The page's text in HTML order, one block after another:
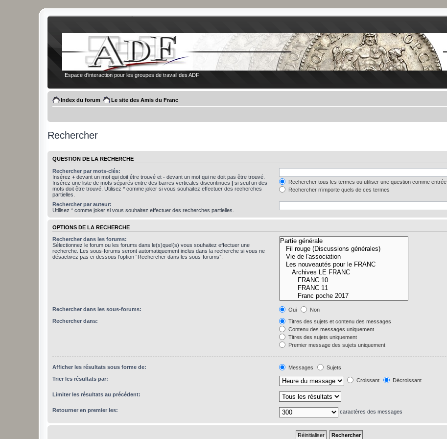
Espace d'interaction pour les groupes de travail des ADF
Index du forum Le site des Amis du Franc
Rechercher
QUESTION DE LA RECHERCHE
Rechercher par mots-clés:
Insérez + devant un mot qui doit être trouvé et - devant un mot qui ne doit pas être trouvé.
Insérez une liste de mots séparés entre des barres verticales discontinues | si seul un des
mots doit être trouvé. Utilisez * comme joker si vous souhaitez effectuer des recherches
partielles.
Rechercher tous les termes ou utiliser une question comme entrée
Rechercher n’importe quels de ces termes
Rechercher par auteur:
Utilisez * comme joker si vous souhaitez effectuer des recherches partielles.
OPTIONS DE LA RECHERCHE
Rechercher dans les forums:
Sélectionnez le forum ou les forums dans le(s)quel(s) vous souhaitez effectuer une
recherche. Les sous-forums seront automatiquement inclus dans la recherche si vous ne
désactivez pas ci-dessous l’option “Rechercher dans les sous-forums”.
Rechercher dans les sous-forums: Oui
Non
Rechercher dans:
Titres des sujets et contenu des messages
Contenu des messages uniquement
Titres des sujets uniquement
Premier message des sujets uniquement
Afficher les résultats sous forme de: Messages
Sujets
Trier les résultats par:
Croissant Décroissant
Limiter les résultats au précédent:
Retourner en premier les: caractères des messages